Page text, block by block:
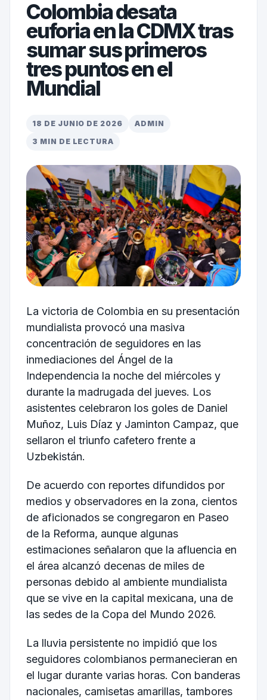
Colombia desata
euforia en la CDMX tras
sumar sus primeros
tres puntos en el
Mundial
18 DE JUNIO DE 2026
ADMIN
3 MIN DE LECTURA
La victoria de Colombia en su presentación
mundialista provocó una masiva
concentración de seguidores en las
inmediaciones del Ángel de la
Independencia la noche del miércoles y
durante la madrugada del jueves. Los
asistentes celebraron los goles de Daniel
Muñoz, Luis Díaz y Jaminton Campaz, que
sellaron el triunfo cafetero frente a
Uzbekistán.
De acuerdo con reportes difundidos por
medios y observadores en la zona, cientos
de aficionados se congregaron en Paseo
de la Reforma, aunque algunas
estimaciones señalaron que la afluencia en
el área alcanzó decenas de miles de
personas debido al ambiente mundialista
que se vive en la capital mexicana, una de
las sedes de la Copa del Mundo 2026.
La lluvia persistente no impidió que los
seguidores colombianos permanecieran en
el lugar durante varias horas. Con banderas
nacionales, camisetas amarillas, tambores